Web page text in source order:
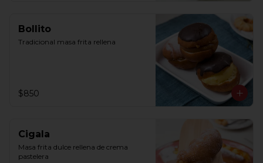
Bollito
Tradicional masa frita rellena
$850
Cigala
Masa frita dulce rellena de crema
pastelera